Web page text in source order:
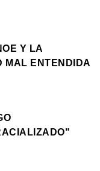
Y LA
MAL ENTENDIDA